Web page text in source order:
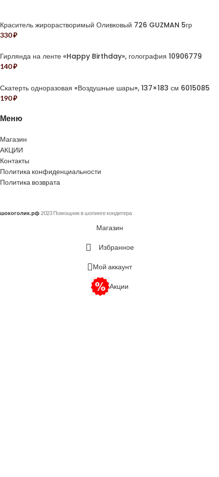
Краситель жирорастворимый Оливковый 726 GUZMAN 5гр
330₽
Гирлянда на ленте «Happy Birthday», голография 10906779
140₽
Скатерть одноразовая «Воздушные шары», 137×183 см 6015085
190₽
Меню
Магазин
АКЦИИ
Контакты
Политика конфиденциальности
Политика возврата
шокоголик.рф 2023 Помощник в шопинге кондитера
Магазин
Избранное
Мой аккаунт
Акции